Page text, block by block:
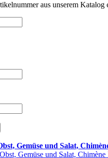
aus unserem Katalog
Gemüse und Salat,